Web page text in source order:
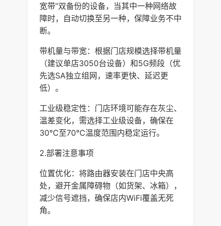
宽带”双备份的设备，当其中一种网络故
障时，自动切换至另一种，保障业务不中
断。
带机量与带宽：根据门店规模选择带机量
（建议单店3050台设备）和5G频段（优
先选SA独立组网，速率更快、延迟更
低）。
工业级稳定性：门店环境可能存在灰尘、
温差变化，需选择工业级设备，确保在
30℃至70℃温度范围内稳定运行。
2.部署注意事项
位置优化：将路由器安装在门店中央高
处，避开金属障碍物（如货架、冰箱），
减少信号遮挡，确保店内WiFi覆盖无死
角。